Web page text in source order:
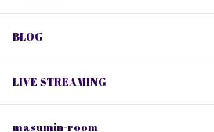
BLOG
LIVE STREAMING
masumin-room